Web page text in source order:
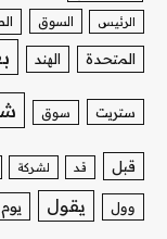
الرئيس السوق
المتحدة الهند
ستريت سوق
قبل قد لشركة
وول يقول يوم